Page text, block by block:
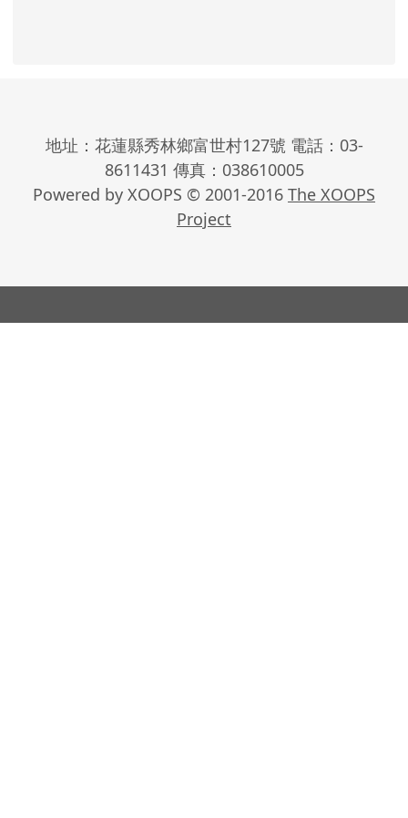
地址：花蓮縣秀林鄉富世村127號 電話：03-
8611431 傳真：038610005
Powered by XOOPS © 2001-2016 The XOOPS
Project